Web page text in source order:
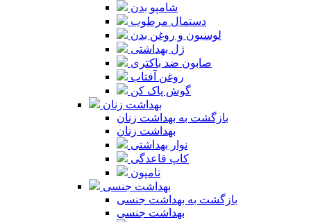
شامپو بدن
دستمال مرطوب
لوسیون و روغن بدن
ژل بهداشتی
صابون ضد باکتری
روغن آفتاب
گوش پاک کن
بهداشت زنان
بازگشت به بهداشت زنان
بهداشت زنان
نوار بهداشتی
کاپ قاعدگی
تامپون
بهداشت جنسی
بازگشت به بهداشت جنسی
بهداشت جنسی